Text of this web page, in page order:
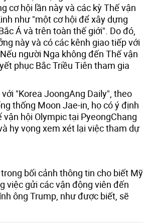
cơ hội lần này và các kỳ Thế vận
như "một cơ hội để xây dựng
Á và trên toàn thế giới". Do đó,
này và có các kênh giao tiếp với
người Nga không đến Thế vận
phục Bắc Triều Tiên tham gia
"Korea JoongAng Daily", theo
thống Moon Jae-in, họ có ý định
hội Olympic tại PyeongChang
hy vọng xem xét lại việc tham dự
bối cảnh thông tin cho biết Mỹ
việc gửi các vận động viên đến
ông Trump, như được biết, sẽ